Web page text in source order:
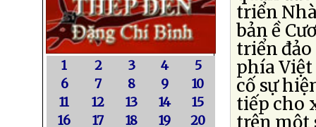
1 2 3 4
5
6
7 8 9
10
11
12 13 14
15
16
17 18 19
20
triển
bản ề
triển
phía
cố sự
tiếp cho
trên một